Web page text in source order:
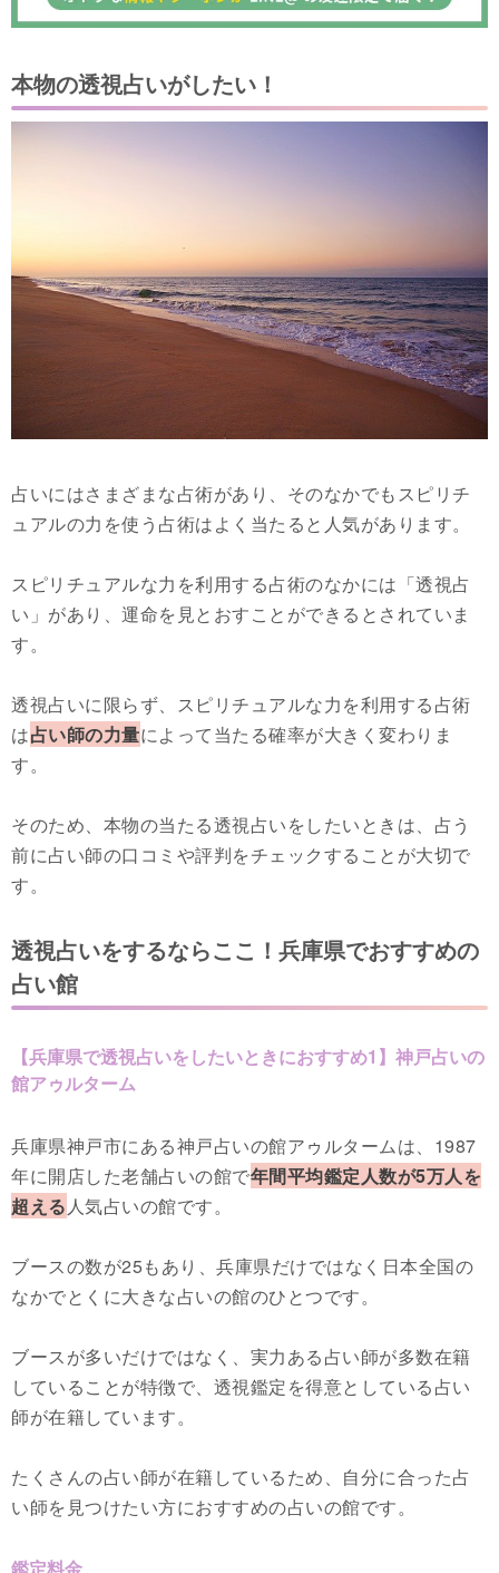
本物の透視占いがしたい！
占いにはさまざまな占術があり、そのなかでもスピリチ
ュアルの力を使う占術はよく当たると人気があります。
スピリチュアルな力を利用する占術のなかには「透視占
い」があり、運命を見とおすことができるとされていま
す。
透視占いに限らず、スピリチュアルな力を利用する占術
は占い師の力量によって当たる確率が大きく変わりま
す。
そのため、本物の当たる透視占いをしたいときは、占う
前に占い師の口コミや評判をチェックすることが大切で
す。
透視占いをするならここ！兵庫県でおすすめの
占い館
【兵庫県で透視占いをしたいときにおすすめ1】神戸占いの
館アゥルターム
兵庫県神戸市にある神戸占いの館アゥルタームは、1987
年に開店した老舗占いの館で年間平均鑑定人数が5万人を
超える人気占いの館です。
ブースの数が25もあり、兵庫県だけではなく日本全国の
なかでとくに大きな占いの館のひとつです。
ブースが多いだけではなく、実力ある占い師が多数在籍
していることが特徴で、透視鑑定を得意としている占い
師が在籍しています。
たくさんの占い師が在籍しているため、自分に合った占
い師を見つけたい方におすすめの占いの館です。